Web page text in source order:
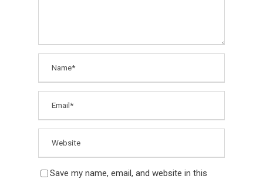
Save my name, email, and website in this